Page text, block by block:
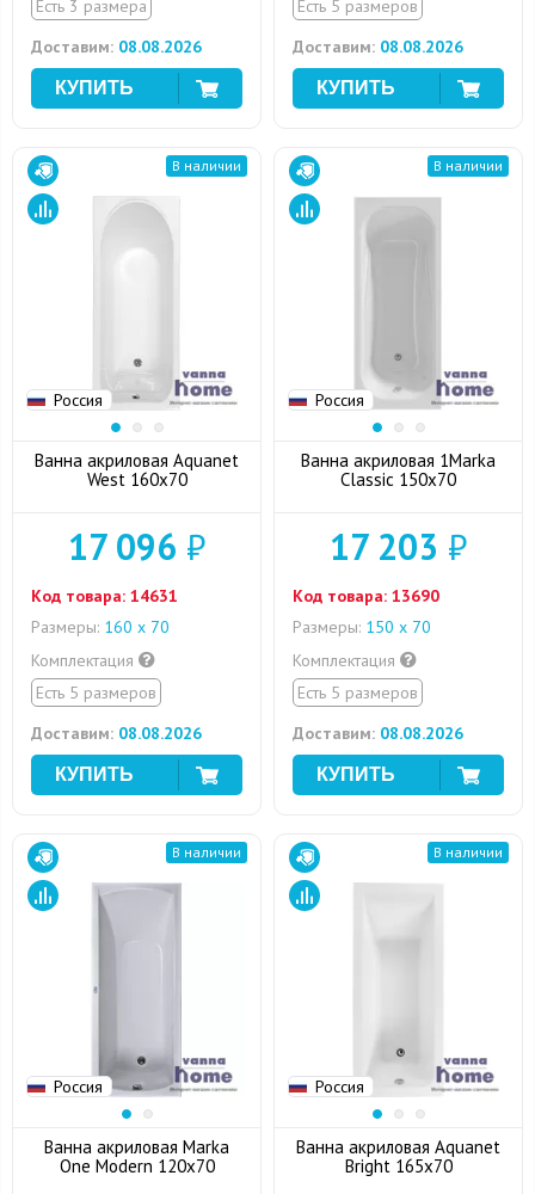
Есть 3 размера
Доставим: 08.08.2026
Есть 5 размеров
Доставим: 08.08.2026
Россия
В наличии
Ванна акриловая Aquanet
West 160x70
17 096 ₽
Код товара: 14631
Размеры: 160 х 70
Комплектация
Есть 5 размеров
Доставим: 08.08.2026
Россия
В наличии
Ванна акриловая 1Marka
Classic 150x70
17 203 ₽
Код товара: 13690
Размеры: 150 х 70
Комплектация
Есть 5 размеров
Доставим: 08.08.2026
Россия
В наличии
Ванна акриловая Marka
One Modern 120x70
Россия
В наличии
Ванна акриловая Aquanet
Bright 165x70